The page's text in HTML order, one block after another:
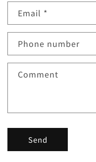
Email *
Phone number
Comment
Send